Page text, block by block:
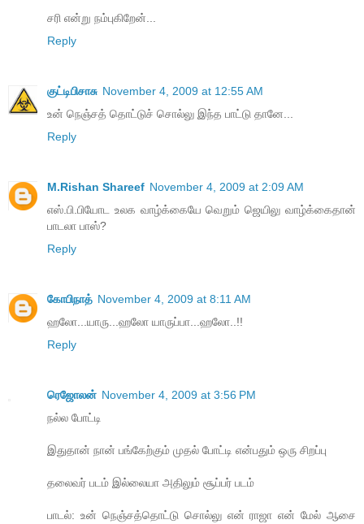
சரி என்று நம்புகிறேன்...
Reply
குட்டிபிசாசு November 4, 2009 at 12:55 AM
உன் நெஞ்சத் தொட்டுச் சொல்லு இந்த பாட்டு தானே...
Reply
M.Rishan Shareef November 4, 2009 at 2:09 AM
எஸ்.பி.பியோட உலக வாழ்க்கையே வெறும் ஜெயிலு வாழ்க்கைதான்
பாடலா பாஸ்?
Reply
கோபிநாத் November 4, 2009 at 8:11 AM
ஹலோ...யாரு...ஹலோ யாருப்பா...ஹலோ..!!
Reply
ரெஜோலன் November 4, 2009 at 3:56 PM
நல்ல போட்டி
இதுதான் நான் பங்கேற்கும் முதல் போட்டி என்பதும் ஒரு சிறப்பு
தலைவர் படம் இல்லையா அதிலும் சூப்பர் படம்
பாடல்: உன் நெஞ்சத்தொட்டு சொல்லு என் ராஜா என் மேல் ஆசை